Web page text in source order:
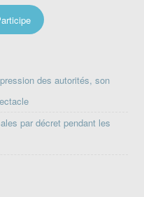
des autorités, son
par décret pendant les